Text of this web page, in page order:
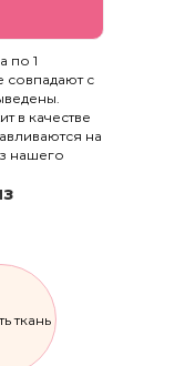
по 1
совпадают с
в качестве
на
нашего
ткань